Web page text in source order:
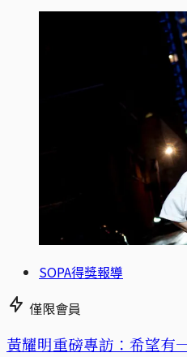
SOPA得獎報導
僅限會員
黃耀明重磅專訪：希望有